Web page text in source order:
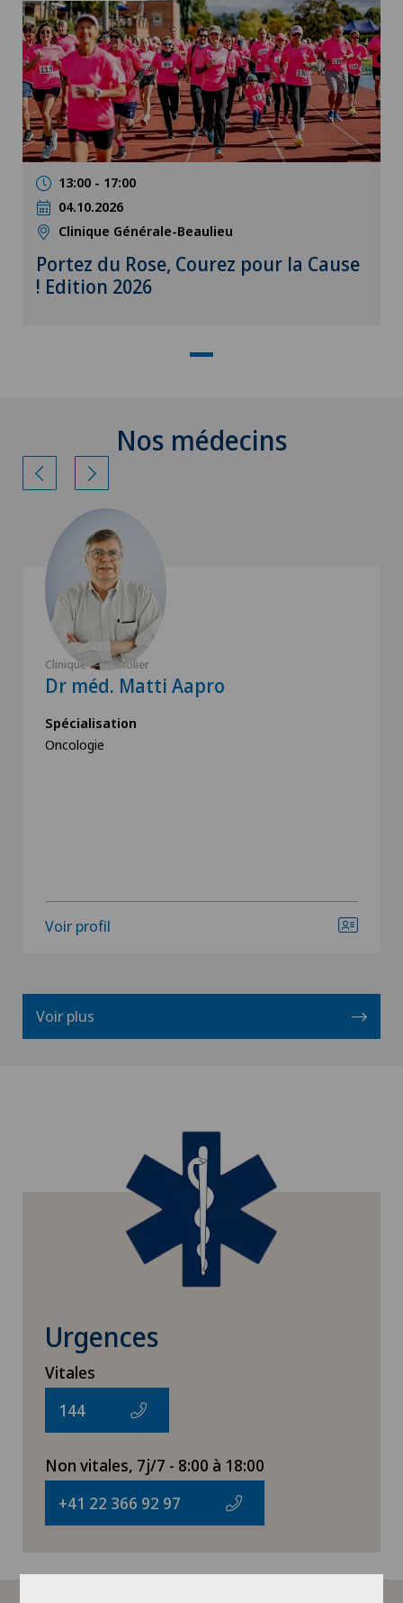
13:00 - 17:00
04.10.2026
Clinique Générale-Beaulieu
Portez du Rose, Courez pour la Cause
! Edition 2026
Nos médecins
Clinique de Genolier
Dr méd. Matti Aapro
Spécialisation
Oncologie
Voir profil
Voir plus
Urgences
Vitales
144
Non vitales, 7j/7 - 8:00 à 18:00
+41 22 366 92 97